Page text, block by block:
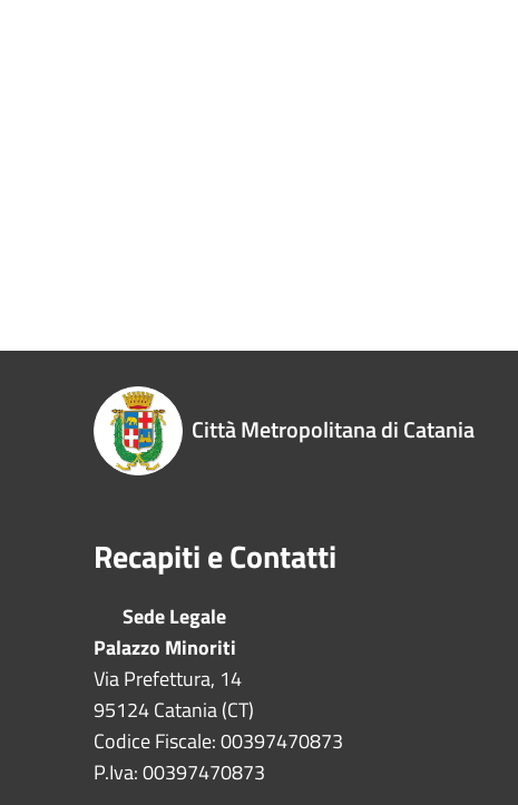
Città Metropolitana di Catania
Recapiti e Contatti
Sede Legale
Palazzo Minoriti
Via Prefettura, 14
95124 Catania (CT)
Codice Fiscale: 00397470873
P.Iva: 00397470873